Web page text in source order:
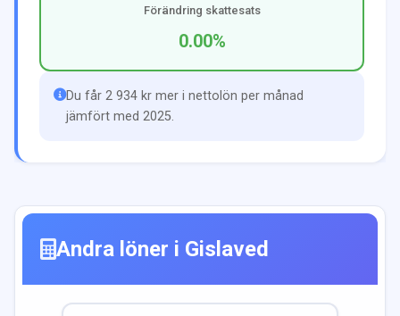
Förändring skattesats
0.00%
Du får 2 934 kr mer i nettolön per månad
jämfört med 2025.
Andra löner i Gislaved